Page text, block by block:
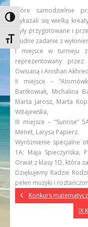
Toggle High Contrast
Toggle Font size
które samodzielnie
wykazali się wielką
były przygotowane i
trudne zadanie z
I miejsce w turnieju
reprezentowany
Owsianą i Anishan
II miejsce –
Bartkowiak, Michalina
Marta Jarosz, Marta
Witajewska,
III miejsce – “Sunrise”
Menet, Larysa Papierz.
Wyróżnienie specjalne
1A: Maja Spieczyńska,
Orwat z klasy 1D, która
Dziękujemy Radzie
pełen muzyki i
Konkurs
IX